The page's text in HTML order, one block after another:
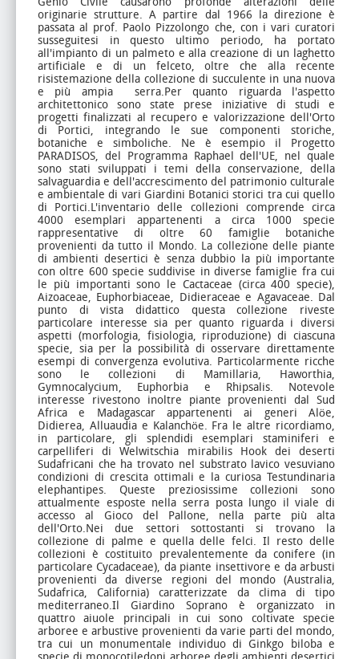
originarie strutture. A partire dal 1966 la direzione è
passata al prof. Paolo Pizzolongo che, con i vari curatori
susseguitesi in questo ultimo periodo, ha portato
all'impianto di un palmeto e alla creazione di un laghetto
artificiale e di un felceto, oltre che alla recente
risistemazione della collezione di succulente in una nuova
e più ampia serra.Per quanto riguarda l'aspetto
architettonico sono state prese iniziative di studi e
progetti finalizzati al recupero e valorizzazione dell'Orto
di Portici, integrando le sue componenti storiche,
botaniche e simboliche. Ne è esempio il Progetto
PARADISOS, del Programma Raphael dell'UE, nel quale
sono stati sviluppati i temi della conservazione, della
salvaguardia e dell'accrescimento del patrimonio culturale
e ambientale di vari Giardini Botanici storici tra cui quello
di Portici.L'inventario delle collezioni comprende circa
4000 esemplari appartenenti a circa 1000 specie
rappresentative di oltre 60 famiglie botaniche
provenienti da tutto il Mondo. La collezione delle piante
di ambienti desertici è senza dubbio la più importante
con oltre 600 specie suddivise in diverse famiglie fra cui
le più importanti sono le Cactaceae (circa 400 specie),
Aizoaceae, Euphorbiaceae, Didieraceae e Agavaceae. Dal
punto di vista didattico questa collezione riveste
particolare interesse sia per quanto riguarda i diversi
aspetti (morfologia, fisiologia, riproduzione) di ciascuna
specie, sia per la possibilità di osservare direttamente
esempi di convergenza evolutiva. Particolarmente ricche
sono le collezioni di Mamillaria, Haworthia,
Gymnocalycium, Euphorbia e Rhipsalis. Notevole
interesse rivestono inoltre piante provenienti dal Sud
Africa e Madagascar appartenenti ai generi Alöe,
Didierea, Alluaudia e Kalanchöe. Fra le altre ricordiamo,
in particolare, gli splendidi esemplari staminiferi e
carpelliferi di Welwitschia mirabilis Hook dei deserti
Sudafricani che ha trovato nel substrato lavico vesuviano
condizioni di crescita ottimali e la curiosa Testundinaria
elephantipes. Queste preziosissime collezioni sono
attualmente esposte nella serra posta lungo il viale di
accesso al Gioco del Pallone, nella parte più alta
dell'Orto.Nei due settori sottostanti si trovano la
collezione di palme e quella delle felci. Il resto delle
collezioni è costituito prevalentemente da conifere (in
particolare Cycadaceae), da piante insettivore e da arbusti
provenienti da diverse regioni del mondo (Australia,
Sudafrica, California) caratterizzate da clima di tipo
mediterraneo.Il Giardino Soprano è organizzato in
quattro aiuole principali in cui sono coltivate specie
arboree e arbustive provenienti da varie parti del mondo,
tra cui un monumentale individuo di Ginkgo biloba e